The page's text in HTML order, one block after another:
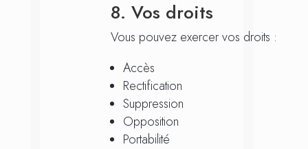
8. Vos droits
Vous pouvez exercer vos droits :
Accès
Rectification
Suppression
Opposition
Portabilité